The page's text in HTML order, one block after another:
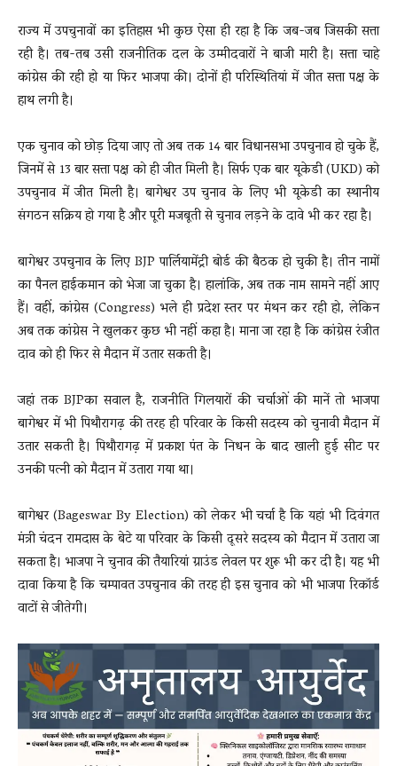
राज्य में उपचुनावों का इतिहास भी कुछ ऐसा ही रहा है कि जब-जब जिसकी सत्ता
रही है। तब-तब उसी राजनीतिक दल के उम्मीदवारों ने बाजी मारी है। सत्ता चाहे
कांग्रेस की रही हो या फिर भाजपा की। दोनों ही परिस्थितियां में जीत सत्ता पक्ष के
हाथ लगी है।
एक चुनाव को छोड़ दिया जाए तो अब तक 14 बार विधानसभा उपचुनाव हो चुके हैं,
जिनमें से 13 बार सत्ता पक्ष को ही जीत मिली है। सिर्फ एक बार यूकेडी (UKD) को
उपचुनाव में जीत मिली है। बागेश्वर उप चुनाव के लिए भी यूकेडी का स्थानीय
संगठन सक्रिय हो गया है और पूरी मजबूती से चुनाव लड़ने के दावे भी कर रहा है।
बागेश्वर उपचुनाव के लिए BJP पार्लियामेंट्री बोर्ड की बैठक हो चुकी है। तीन नामों
का पैनल हाईकमान को भेजा जा चुका है। हालांकि, अब तक नाम सामने नहीं आए
हैं। वहीं, कांग्रेस (Congress) भले ही प्रदेश स्तर पर मंथन कर रही हो, लेकिन
अब तक कांग्रेस ने खुलकर कुछ भी नहीं कहा है। माना जा रहा है कि कांग्रेस रंजीत
दाव को ही फिर से मैदान में उतार सकती है।
जहां तक BJPका सवाल है, राजनीति गिलयारों की चर्चाओं की मानें तो भाजपा
बागेश्वर में भी पिथौरागढ़ की तरह ही परिवार के किसी सदस्य को चुनावी मैदान में
उतार सकती है। पिथौरागढ़ में प्रकाश पंत के निधन के बाद खाली हुई सीट पर
उनकी पत्नी को मैदान में उतारा गया था।
बागेश्वर (Bageswar By Election) को लेकर भी चर्चा है कि यहां भी दिवंगत
मंत्री चंदन रामदास के बेटे या परिवार के किसी दूसरे सदस्य को मैदान में उतारा जा
सकता है। भाजपा ने चुनाव की तैयारियां ग्राउंड लेवल पर शुरू भी कर दी है। यह भी
दावा किया है कि चम्पावत उपचुनाव की तरह ही इस चुनाव को भी भाजपा रिकॉर्ड
वाटों से जीतेगी।